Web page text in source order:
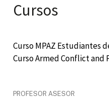
Cursos
Curso MPAZ Estudiantes
Curso Armed Conflict and
PROFESOR ASESOR